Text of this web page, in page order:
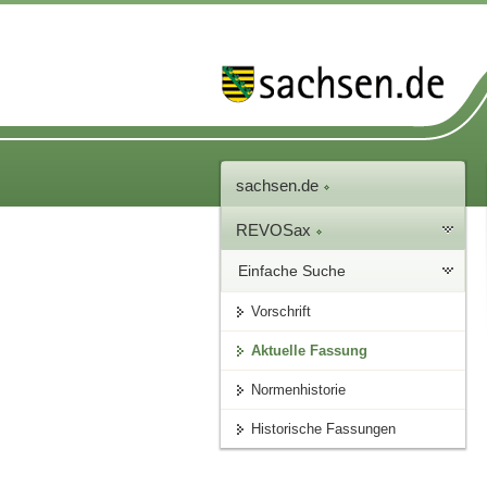
sachsen.de
REVOSax
Einfache Suche
Vorschrift
Aktuelle Fassung
Normenhistorie
Historische Fassungen